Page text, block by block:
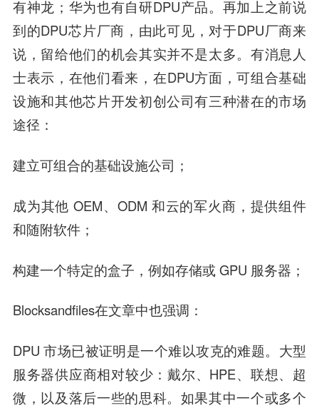
有神龙；华为也有自研DPU产品。再加上之前说
到的DPU芯片厂商，由此可见，对于DPU厂商来
说，留给他们的机会其实并不是太多。有消息人
士表示，在他们看来，在DPU方面，可组合基础
设施和其他芯片开发初创公司有三种潜在的市场
途径：
建立可组合的基础设施公司；
成为其他 OEM、ODM 和云的军火商，提供组件
和随附软件；
构建一个特定的盒子，例如存储或 GPU 服务器；
Blocksandfiles在文章中也强调：
DPU 市场已被证明是一个难以攻克的难题。大型
服务器供应商相对较少：戴尔、HPE、联想、超
微，以及落后一些的思科。如果其中一个或多个